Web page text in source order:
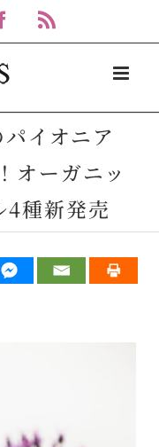
Facebook
イオニア
オーガニッ
4種新発売